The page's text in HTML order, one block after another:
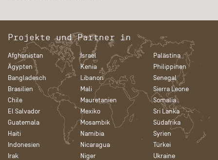
Projekte und Partner in
Afghanistan
Ägypten
Bangladesch
Brasilien
Chile
El Salvador
Guatemala
Haiti
Indonesien
Irak
Israel
Kenia
Libanon
Mali
Mauretanien
Mexiko
Mosambik
Namibia
Nicaragua
Niger
Palästina
Philippinen
Senegal
Sierra Leone
Somalia
Sri Lanka
Südafrika
Syrien
Türkei
Ukraine